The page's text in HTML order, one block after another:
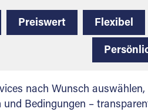
Preiswert Flexibel
nach Wunsch
und Bedingungen –